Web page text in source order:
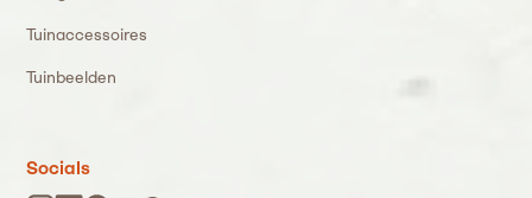
Tuinaccessoires
Tuinbeelden
Socials